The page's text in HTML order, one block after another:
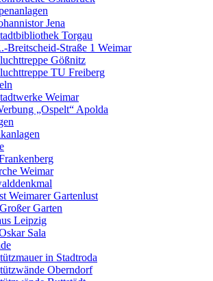
Jena
Torgau
Breitscheid-Straße 1 Weimar
Gößnitz
TU Freiberg
Weimar
„Ospelt“ Apolda
Weimar
Weimarer Gartenlust
Garten
Leipzig
Sala
in Stadtroda
Oberndorf